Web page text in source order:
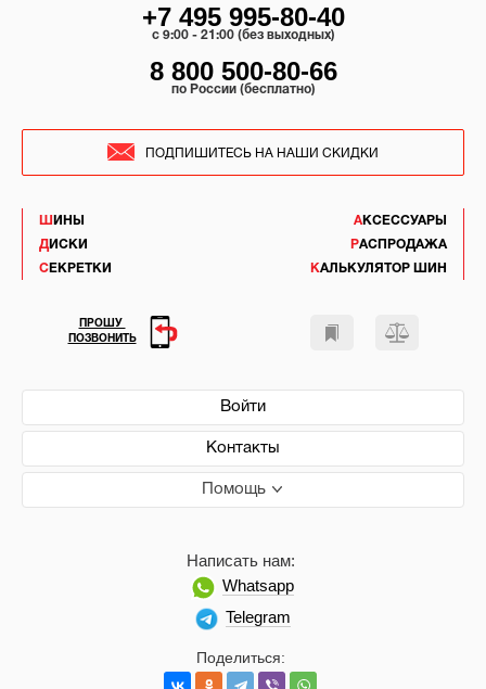
ШИНЫ
ДИСКИ
СЕКРЕТКИ
АКСЕССУАРЫ
РАСПРОДАЖА
КАЛЬКУЛЯТОР ШИН
Войти
Контакты
Помощь
Поделиться:
Написать нам:
Whatsapp
Telegram
+7 495 995-80-40
c 9:00 - 21:00 (без выходных)
8 800 500-80-66
по России (бесплатно)
ПОДПИШИТЕСЬ НА НАШИ СКИДКИ
ПРОШУ
ПОЗВОНИТЬ